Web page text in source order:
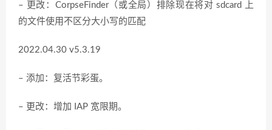
– 更改：CorpseFinder（或全局）排除现在将对 sdcard 上
的文件使用不区分大小写的匹配
2022.04.30 v5.3.19
– 添加：复活节彩蛋。
– 更改：增加 IAP 宽限期。